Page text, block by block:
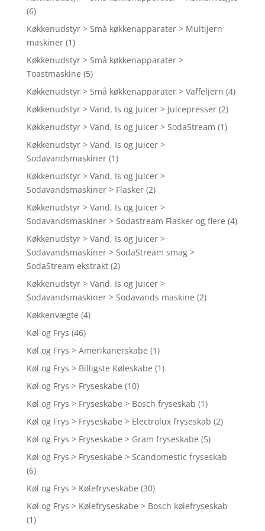
(6)
Køkkenudstyr > Små køkkenapparater > Multijern
maskiner (1)
Køkkenudstyr > Små køkkenapparater >
Toastmaskine (5)
Køkkenudstyr > Små køkkenapparater > Vaffeljern (4)
Køkkenudstyr > Vand, Is og Juicer > Juicepresser (2)
Køkkenudstyr > Vand, Is og Juicer > SodaStream (1)
Køkkenudstyr > Vand, Is og Juicer >
Sodavandsmaskiner (1)
Køkkenudstyr > Vand, Is og Juicer >
Sodavandsmaskiner > Flasker (2)
Køkkenudstyr > Vand, Is og Juicer >
Sodavandsmaskiner > Sodastream Flasker og flere (4)
Køkkenudstyr > Vand, Is og Juicer >
Sodavandsmaskiner > SodaStream smag >
SodaStream ekstrakt (2)
Køkkenudstyr > Vand, Is og Juicer >
Sodavandsmaskiner > Sodavands maskine (2)
Køkkenvægte (4)
Køl og Frys (46)
Køl og Frys > Amerikanerskabe (1)
Køl og Frys > Billigste Køleskabe (1)
Køl og Frys > Fryseskabe (10)
Køl og Frys > Fryseskabe > Bosch fryseskab (1)
Køl og Frys > Fryseskabe > Electrolux fryseskab (2)
Køl og Frys > Fryseskabe > Gram fryseskabe (5)
Køl og Frys > Fryseskabe > Scandomestic fryseskab
(6)
Køl og Frys > Kølefryseskabe (30)
Køl og Frys > Kølefryseskabe > Bosch kølefryseskab
(1)